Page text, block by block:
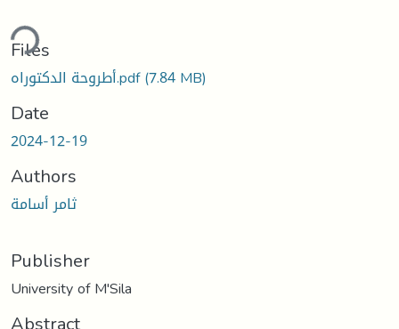
Files
أطروحة الدكتوراه.pdf(7.84 MB)
Date
2024-12-19
Authors
ثامر أسامة
Publisher
University of M'Sila